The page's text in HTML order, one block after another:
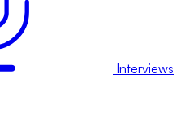
Interviews